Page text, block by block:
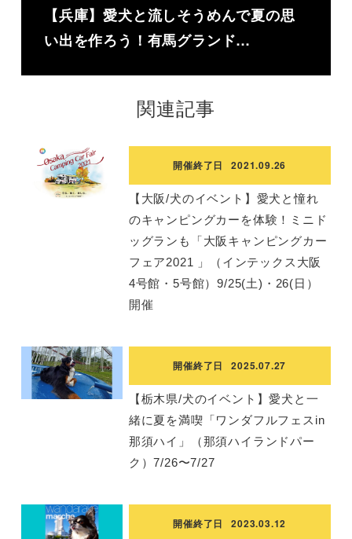
【兵庫】愛犬と流しそうめんで夏の思
い出を作ろう！有馬グランド…
関連記事
開催終了日 2021.09.26
【大阪/犬のイベント】愛犬と憧れ
のキャンピングカーを体験！ミニド
ッグランも「大阪キャンピングカー
フェア2021 」（インテックス大阪
4号館・5号館）9/25(土)・26(日）
開催
開催終了日 2025.07.27
【栃木県/犬のイベント】愛犬と一
緒に夏を満喫「ワンダフルフェスin
那須ハイ」（那須ハイランドパー
ク）7/26〜7/27
開催終了日 2023.03.12